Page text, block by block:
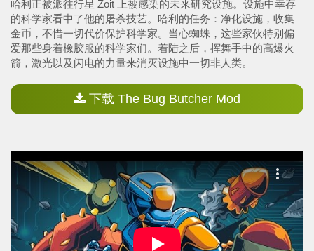
哈利正被派往行星 Zoit 上被感染的未来研究设施。设施中幸存
的科学家看中了他的屠杀技艺。哈利的任务：净化设施，收集
金币，不惜一切代价保护科学家。当心蜘蛛，这些家伙特别偏
爱那些身着橡胶服的科学家们。着陆之后，挥舞手中的高爆火
箭，激光以及闪电的力量来消灭设施中一切非人类。
下载 The Bug Butcher Mod